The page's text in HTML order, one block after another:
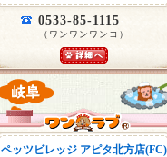
0533-85-1115
（ワンワンワンコ）
ペッツビレッジ アピタ北方店(FC)